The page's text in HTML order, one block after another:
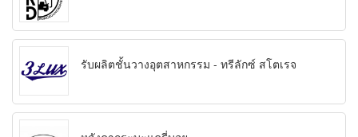
รับผลิตชั้นวางอุตสาหกรรม - ทรีลักซ์ สโตเรจ